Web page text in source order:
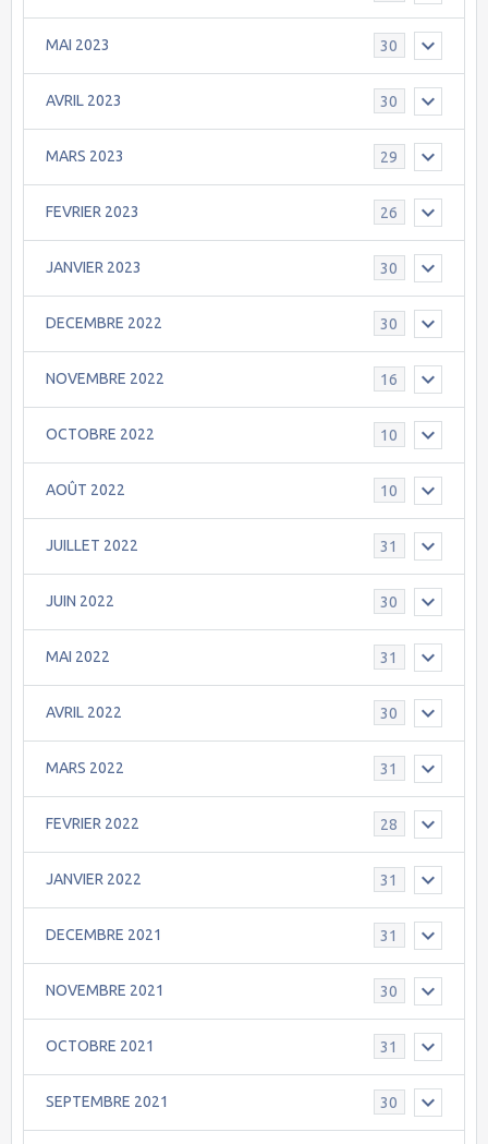
MAI 2023 30
AVRIL 2023 30
MARS 2023 29
FEVRIER 2023 26
JANVIER 2023 30
DECEMBRE 2022 30
NOVEMBRE 2022 16
OCTOBRE 2022 10
AOÛT 2022 10
JUILLET 2022 31
JUIN 2022 30
MAI 2022 31
AVRIL 2022 30
MARS 2022 31
FEVRIER 2022 28
JANVIER 2022 31
DECEMBRE 2021 31
NOVEMBRE 2021 30
OCTOBRE 2021 31
SEPTEMBRE 2021 30